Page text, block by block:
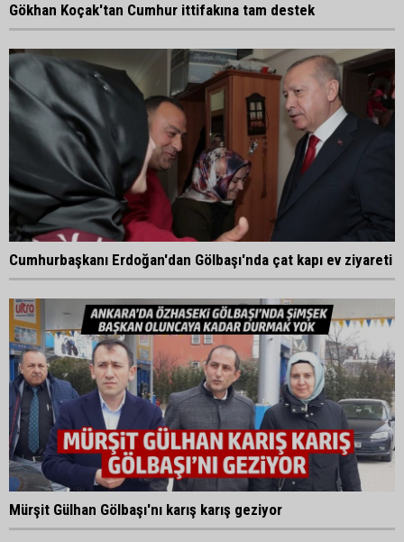
Gökhan Koçak'tan Cumhur ittifakına tam destek
Cumhurbaşkanı Erdoğan'dan Gölbaşı'nda çat kapı ev ziyareti
Mürşit Gülhan Gölbaşı'nı karış karış geziyor